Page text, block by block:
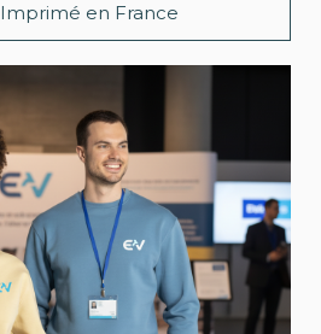
Imprimé en France